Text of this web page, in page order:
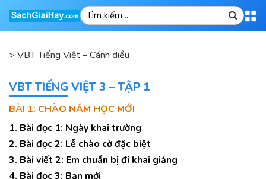
> VBT Tiếng Việt – Cánh diều
VBT TIẾNG VIỆT 3 – TẬP 1
BÀI 1: CHÀO NĂM HỌC MỚI
1. Bài đọc 1: Ngày khai trường
2. Bài đọc 2: Lễ chào cờ đặc biệt
3. Bài viết 2: Em chuẩn bị đi khai giảng
4. Bài đọc 3: Bạn mới